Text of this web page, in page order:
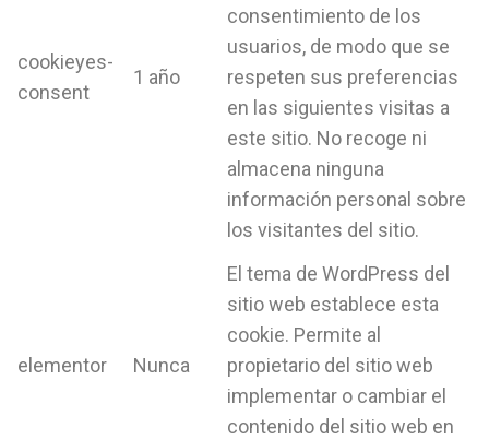
cookieyes-
consent
1 año
consentimiento de los
usuarios, de modo que se
respeten sus preferencias
en las siguientes visitas a
este sitio. No recoge ni
almacena ninguna
información personal sobre
los visitantes del sitio.
elementor Nunca
El tema de WordPress del
sitio web establece esta
cookie. Permite al
propietario del sitio web
implementar o cambiar el
contenido del sitio web en